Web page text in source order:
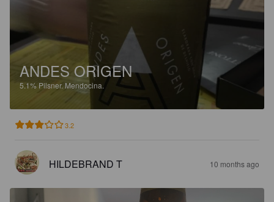
ANDES ORIGEN
5.1% Pilsner. Mendocina.
3.2
HILDEBRAND T 10 months ago